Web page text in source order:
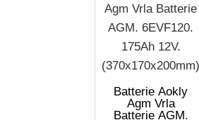
Batterie Aokly
Agm Vrla
Batterie AGM.